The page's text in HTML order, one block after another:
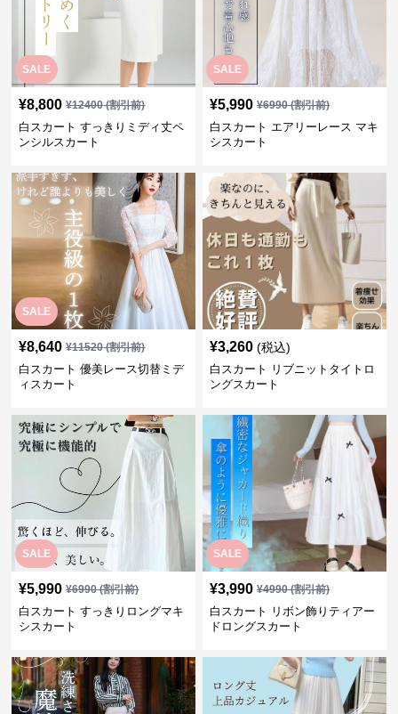
SALE
¥8,800 ¥12400(割引前)
白スカート すっきりミディ丈ペ
ンシルスカート
SALE
¥5,990 ¥6990(割引前)
白スカート エアリーレース マキ
シスカート
SALE
¥8,640 ¥11520(割引前)
白スカート 優美レース切替ミデ
ィスカート
¥3,260 (税込)
白スカート リブニットタイトロ
ングスカート
SALE
¥5,990 ¥6990(割引前)
白スカート すっきりロングマキ
シスカート
SALE
¥3,990 ¥4990(割引前)
白スカート リボン飾りティアー
ドロングスカート